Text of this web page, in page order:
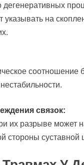
дегенеративных
указывать на
связок:
их разрыве может
стороны суставной